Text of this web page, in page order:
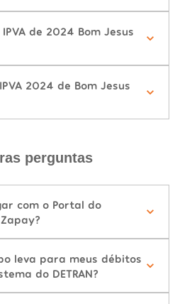
de 2024 Bom Jesus
2024 de Bom Jesus
perguntas
com o Portal do
leva para meus débitos
do DETRAN?